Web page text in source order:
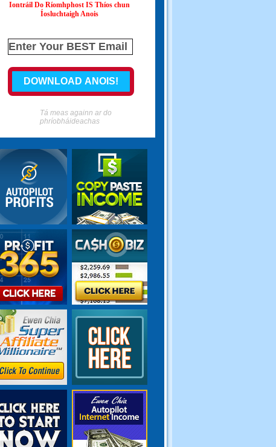
Iontráil Do Ríomhphost IS Thíos chun
Íosluchtaigh Anois
Tá meas againn ar do
phríobháideachas